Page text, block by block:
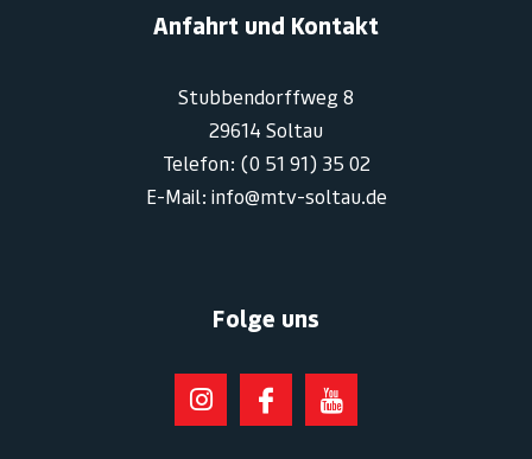
Anfahrt und Kontakt
Stubbendorffweg 8
29614 Soltau
Telefon: (0 51 91) 35 02
E-Mail: info@mtv-soltau.de
Folge uns